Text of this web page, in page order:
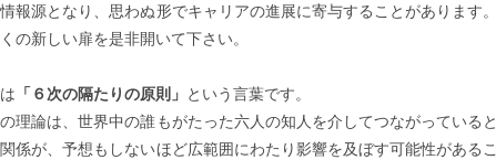
報源となり、思わぬ形でキャリアの進展に寄与することがあります
の新しい扉を是非開いて下さい。
「６次の隔たりの原則」 という言葉です。
理論は、世界中の誰もがたった六人の知人を介してつながっている
係が、予想もしないほど広範囲にわたり影響を及ぼす可能性がある